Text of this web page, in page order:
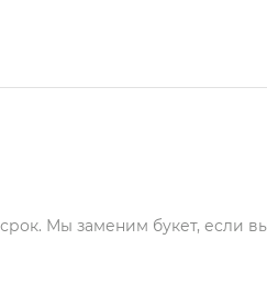
Мы заменим букет, если